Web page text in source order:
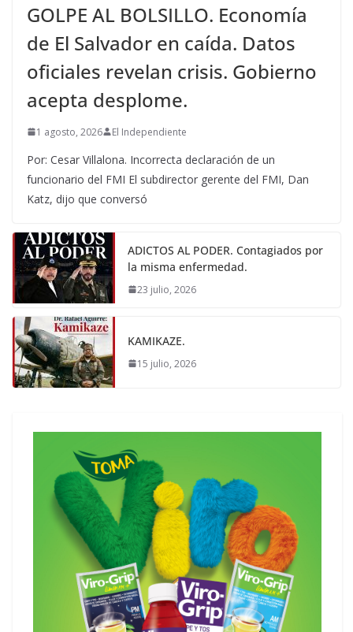
GOLPE AL BOLSILLO. Economía
de El Salvador en caída. Datos
oficiales revelan crisis. Gobierno
acepta desplome.
1 agosto, 2026 El Independiente
Por: Cesar Villalona. Incorrecta declaración de un
funcionario del FMI El subdirector gerente del FMI, Dan
Katz, dijo que conversó
ADICTOS AL PODER. Contagiados por
la misma enfermedad.
23 julio, 2026
KAMIKAZE.
15 julio, 2026